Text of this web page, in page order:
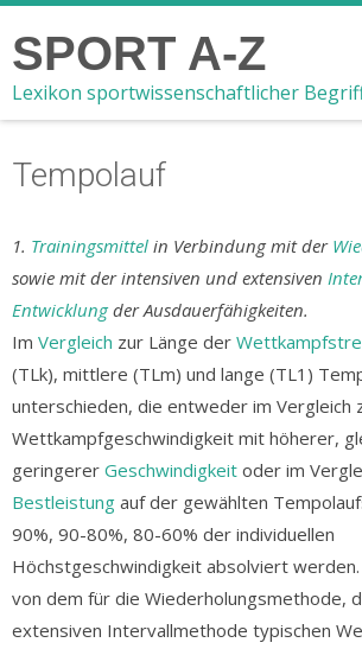
SPORT A-Z
Lexikon sportwissenschaftlicher
Tempolauf
1. Trainingsmittel in Verbindung mit der
sowie mit der intensiven und extensiven
Entwicklungder Ausdauerfähigkeiten.
Im Vergleich zur Länge der
(TLk), mittlere (TLm) und lange (TL1)
unterschieden, die entweder im Vergleich
Wettkampfgeschwindigkeit mit höherer,
geringerer Geschwindigkeit oder im
Bestleistung auf der gewählten
90%, 90-80%, 80-60% der individuellen
Höchstgeschwindigkeit absolviert
von dem für die Wiederholungsmethode,
extensiven Intervallmethode typischen